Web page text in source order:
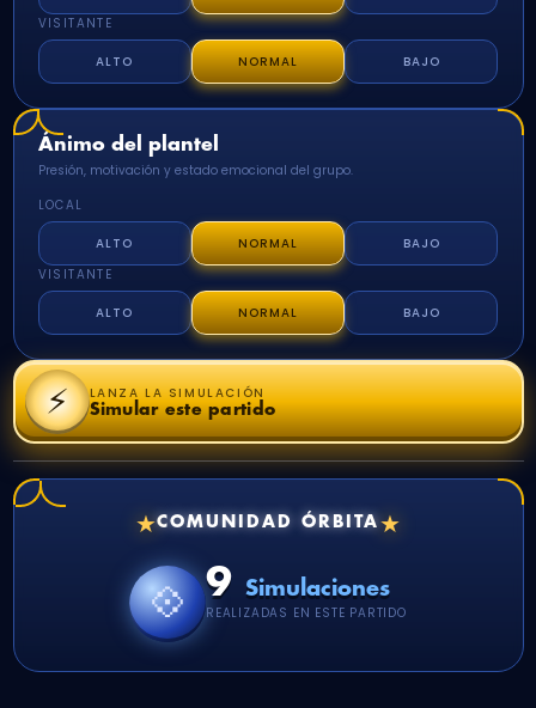
VISITANTE
ALTO NORMAL BAJO
Ánimo del plantel
Presión, motivación y estado emocional del grupo.
LOCAL
ALTO NORMAL
BAJO
VISITANTE
ALTO NORMAL BAJO
⚡ LANZA LA SIMULACIÓN
Simular este partido
★COMUNIDAD ÓRBITA★
💠 9Simulaciones
REALIZADAS EN ESTE PARTIDO